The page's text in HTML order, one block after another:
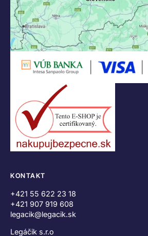
KONTAKT
+421 55 622 23 18
+421 907 919 608
legacik@legacik.sk
Legáčik s.r.o